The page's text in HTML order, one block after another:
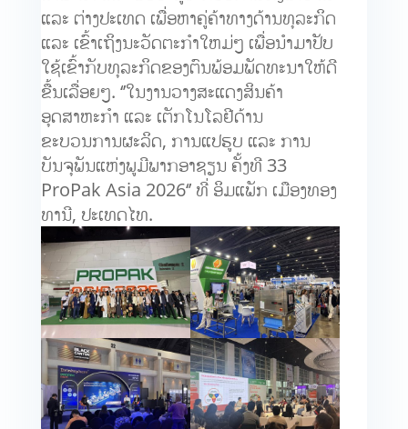
ແລະ ຕ່າງປະເທດ ເພື່ອຫາຄູ່ຄ້າທາງດ້ານທຸລະກິດ
ແລະ ເຂົ້າເຖິງນະວັດຕະກຳໃຫມ່ໆ ເພື່ອນຳມາປັບ
ໃຊ້ເຂົ້າກັບທຸລະກິດຂອງຕົນພ້ອມພັດທະນາໃຫ້ດີ
ຂື້ນເລື່ອຍໆ.​ ‘’ໃນງານວາງສະແດງສິນຄ້າ
ອຸດສາຫະກຳ ແລະ ເຕັກໂນໂລຢີດ້ານ
ຂະບວນການຜະລິດ,​ ການແປຮູບ ແລະ ການ
ບັນຈຸພັນແຫ່ງພູມີພາກອາຊຽນ ຄັ້ງທີ 33
ProPak Asia 2026‘’ ທີ່ ອິມແພັກ ເມືອງທອງ
ທານີ, ປະເທດໄທ​.